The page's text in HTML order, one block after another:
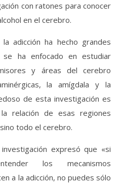
con ratones para conocer
en el cerebro.
adicción ha hecho grandes
se ha enfocado en estudiar
y áreas del cerebro
la amígdala y la
de esta investigación es
relación de esas regiones
todo el cerebro.
expresó que «si
los mecanismos
a la adicción, no puedes sólo